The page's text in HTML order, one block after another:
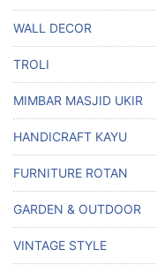
WALL DECOR
TROLI
MIMBAR MASJID UKIR
HANDICRAFT KAYU
FURNITURE ROTAN
GARDEN & OUTDOOR
VINTAGE STYLE